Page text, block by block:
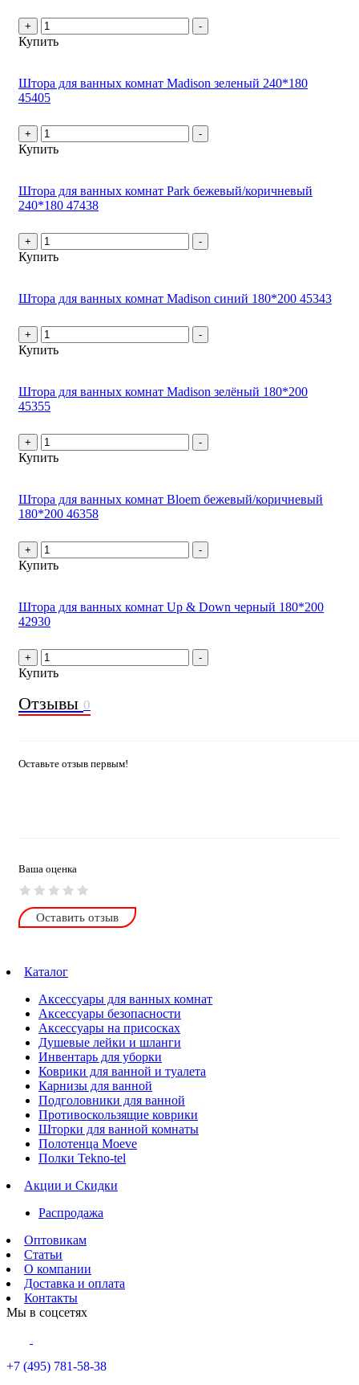
+ -
Купить
Штора для ванных комнат Madison зеленый 240*180
45405
+ -
Купить
Штора для ванных комнат Park бежевый/коричневый
240*180 47438
+ -
Купить
Штора для ванных комнат Madison синий 180*200 45343
+ -
Купить
Штора для ванных комнат Madison зелёный 180*200
45355
+ -
Купить
Штора для ванных комнат Bloem бежевый/коричневый
180*200 46358
+ -
Купить
Штора для ванных комнат Up & Down черный 180*200
42930
+ -
Купить
Отзывы 0
Оставьте отзыв первым!
Ваша оценка
Оставить отзыв
Каталог
Аксессуары для ванных комнат
Аксессуары безопасности
Аксессуары на присосках
Душевые лейки и шланги
Инвентарь для уборки
Коврики для ванной и туалета
Карнизы для ванной
Подголовники для ванной
Противоскользящие коврики
Шторки для ванной комнаты
Полотенца Moeve
Полки Tekno-tel
Акции и Скидки
Распродажа
Оптовикам
Статьи
О компании
Доставка и оплата
Контакты
Мы в соцсетях
+7 (495) 781-58-38